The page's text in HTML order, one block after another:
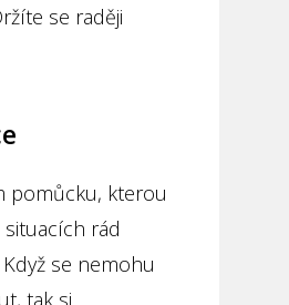
se raději
pomůcku, kterou
rád
se nemohu
tak si